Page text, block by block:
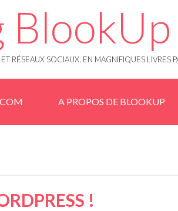
BlookUp
RÉSEAUX SOCIAUX, EN MAGNIFIQUES LIVRES
A PROPOS DE BLOOKUP
!